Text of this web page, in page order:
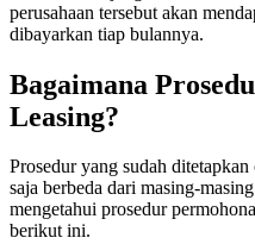
perusahaan tersebut akan
dibayarkan tiap bulannya.
Bagaimana
Leasing?
Prosedur yang sudah
saja berbeda dari masing-
mengetahui prosedur
berikut ini.